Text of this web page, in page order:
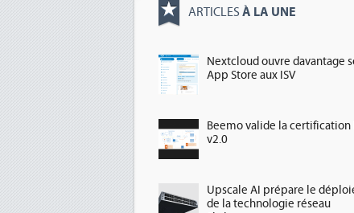
ARTICLES À LA UNE
Nextcloud ouvre davantage
App Store aux ISV
Beemo valide la certification
v2.0
Upscale AI prépare le
de la technologie réseau